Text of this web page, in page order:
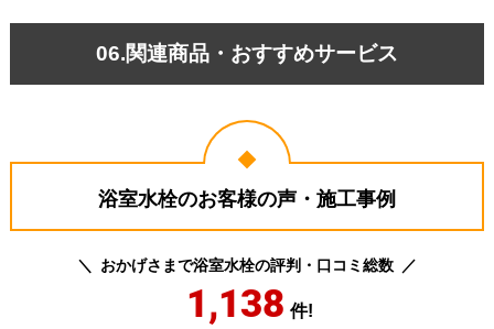
06.関連商品・おすすめサービス
浴室水栓のお客様の声・施工事例
おかげさまで浴室水栓の評判・口コミ総数
1,138 件!